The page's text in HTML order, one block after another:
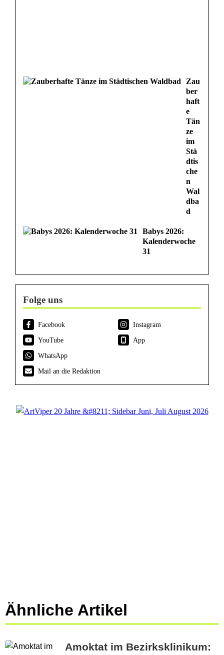
Zau
ber
haft
e
Tän
ze
im
Stä
dtis
che
n
Wal
dba
d
Babys 2026:
Kalenderwoche
31
Folge uns
Facebook
Instagram
YouTube
App
WhatsApp
Mail an die Redaktion
Ähnliche Artikel
Amoktat im Bezirksklinikum: